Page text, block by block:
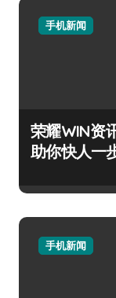
手机新闻
荣耀WIN资
助你快人一
手机新闻